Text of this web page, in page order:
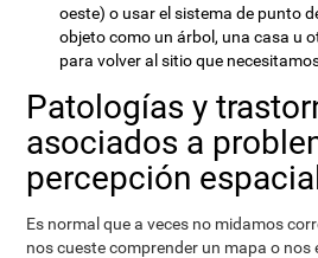
oeste) o usar el sistema de punto
objeto como un árbol, una casa u
para volver al sitio que
Patologías y
asociados a
percepción
Es normal que a veces no midamos
nos cueste comprender un mapa o